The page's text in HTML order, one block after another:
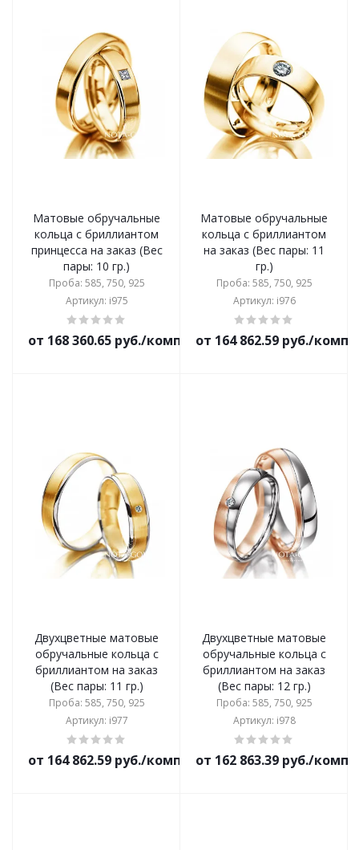
Матовые обручальные
кольца с бриллиантом
принцесса на заказ (Вес
пары: 10 гр.)
Проба: 585, 750, 925
Артикул: i975
от 168 360.65 руб./комплект
Матовые обручальные
кольца с бриллиантом
на заказ (Вес пары: 11
гр.)
Проба: 585, 750, 925
Артикул: i976
от 164 862.59 руб./
Двухцветные матовые
обручальные кольца с
бриллиантом на заказ
(Вес пары: 11 гр.)
Проба: 585, 750, 925
Артикул: i977
от 164 862.59 руб./комплект
Двухцветные матовые
обручальные кольца с
бриллиантом на заказ
(Вес пары: 12 гр.)
Проба: 585, 750, 925
Артикул: i978
от 162 863.39 руб./